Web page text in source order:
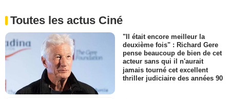
Toutes les actus Ciné
"Il était encore meilleur la
deuxième fois" : Richard Gere
pense beaucoup de bien de cet
acteur sans qui il n'aurait
jamais tourné cet excellent
thriller judiciaire des années 90